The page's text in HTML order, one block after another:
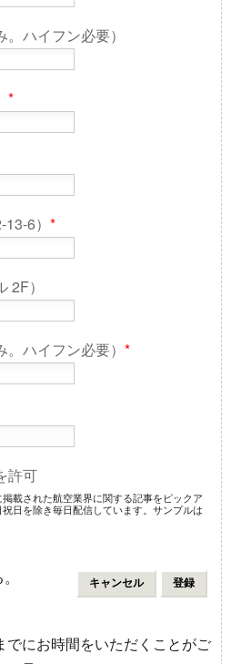
ハイフン必要）
*
6） *
2F）
ハイフン必要） *
許可
載された航空業界に関する記事をピックア
日を除き毎日配信しています。サンプルは
でにお時間をいただくことがご